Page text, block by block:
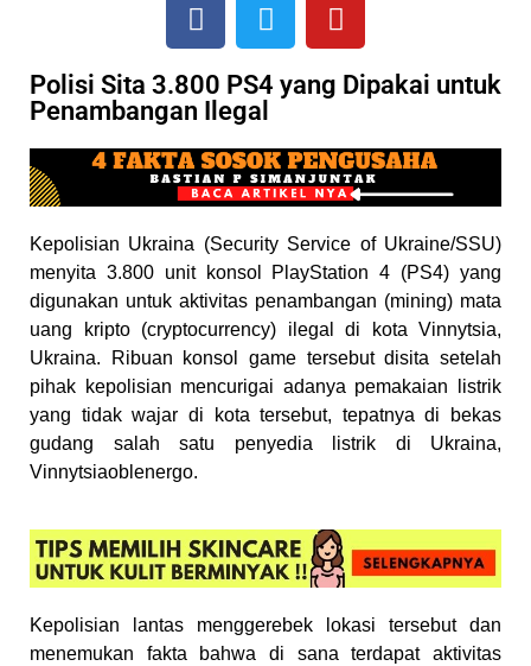
Polisi Sita 3.800 PS4 yang Dipakai untuk
Penambangan Ilegal
Kepolisian Ukraina (Security Service of Ukraine/SSU)
menyita 3.800 unit konsol PlayStation 4 (PS4) yang
digunakan untuk aktivitas penambangan (mining) mata
uang kripto (cryptocurrency) ilegal di kota Vinnytsia,
Ukraina. Ribuan konsol game tersebut disita setelah
pihak kepolisian mencurigai adanya pemakaian listrik
yang tidak wajar di kota tersebut, tepatnya di bekas
gudang salah satu penyedia listrik di Ukraina,
Vinnytsiaoblenergo.
Kepolisian lantas menggerebek lokasi tersebut dan
menemukan fakta bahwa di sana terdapat aktivitas